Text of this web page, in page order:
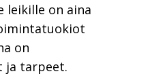
leikille on aina
on
ja tarpeet.